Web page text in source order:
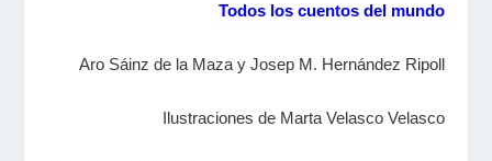
Todos los cuentos del mundo
Aro Sáinz de la Maza y Josep M. Hernández Ripoll
Ilustraciones de Marta Velasco Velasco